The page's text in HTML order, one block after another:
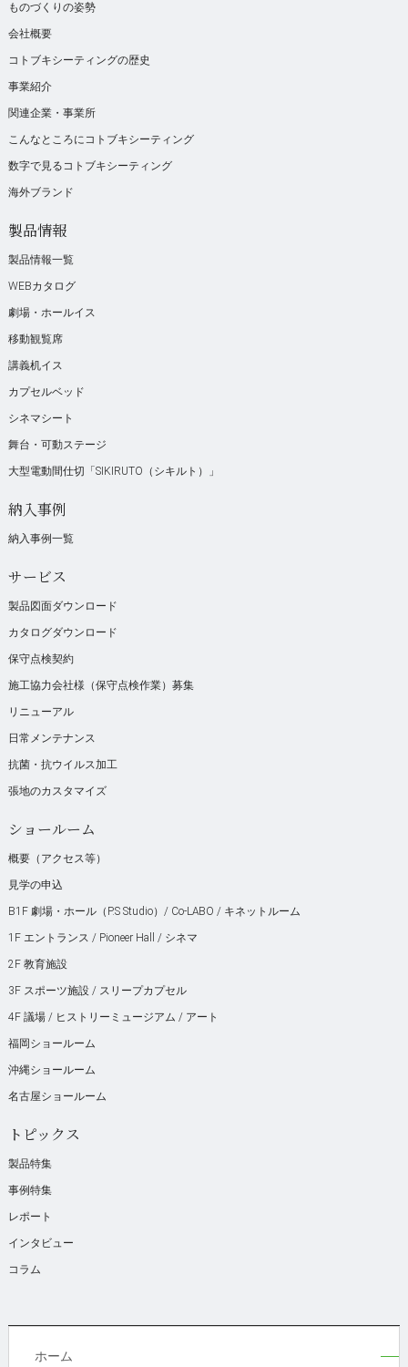
ものづくりの姿勢
会社概要
コトブキシーティングの歴史
事業紹介
関連企業・事業所
こんなところにコトブキシーティング
数字で見るコトブキシーティング
海外ブランド
製品情報
製品情報一覧
WEBカタログ
劇場・ホールイス
移動観覧席
講義机イス
カプセルベッド
シネマシート
舞台・可動ステージ
大型電動間仕切「SIKIRUTO（シキルト）」
納入事例
納入事例一覧
サービス
製品図面ダウンロード
カタログダウンロード
保守点検契約
施工協力会社様（保守点検作業）募集
リニューアル
日常メンテナンス
抗菌・抗ウイルス加工
張地のカスタマイズ
ショールーム
概要（アクセス等）
見学の申込
B1F 劇場・ホール（P.S Studio）/ Co-LABO / キネットルーム
1F エントランス / Pioneer Hall / シネマ
2F 教育施設
3F スポーツ施設 / スリープカプセル
4F 議場 / ヒストリーミュージアム / アート
福岡ショールーム
沖縄ショールーム
名古屋ショールーム
トピックス
製品特集
事例特集
レポート
インタビュー
コラム
ホーム